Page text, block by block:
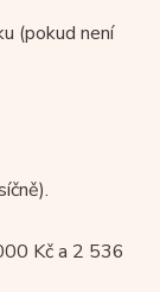
(pokud není
Kč a 2 536